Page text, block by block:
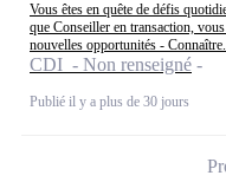
Vous êtes en quête de défis
que Conseiller en transaction,
nouvelles opportunités -
CDI - Non renseigné
Publié il y a plus de 30 jours